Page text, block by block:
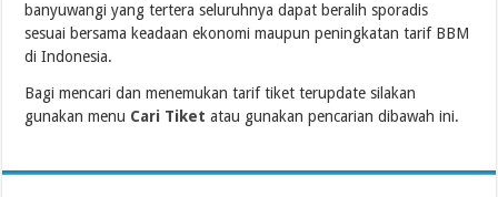
banyuwangi yang tertera seluruhnya dapat beralih sporadis
sesuai bersama keadaan ekonomi maupun peningkatan tarif BBM
di Indonesia.
Bagi mencari dan menemukan tarif tiket terupdate silakan
gunakan menu Cari Tiket atau gunakan pencarian dibawah ini.